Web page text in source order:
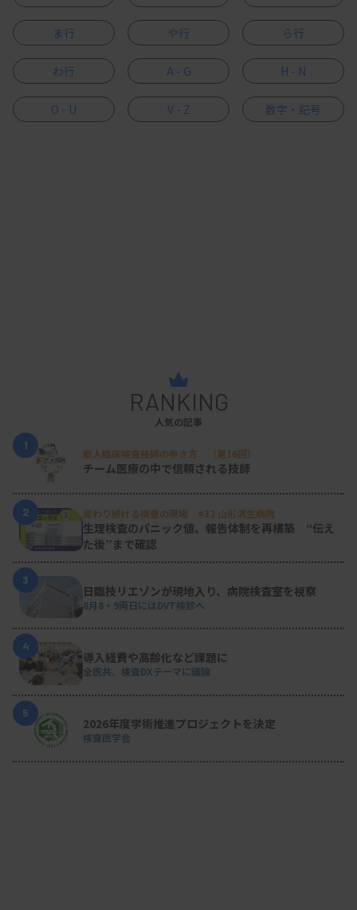
ま行 や行 ら行
わ行 A - G H - N
O - U V - Z 数字・記号
RANKING
人気の記事
1
新人臨床検査技師の歩き方 ［第16回］
チーム医療の中で信頼される技師
2 変わり続ける検査の現場 #32 山形済生病院
生理検査のパニック値、報告体制を再構築 “伝え
た後”まで確認
3
日臨技リエゾンが現地入り、病院検査室を視察
8月8・9両日にはDVT検診へ
4
導入経費や高齢化など課題に
全医共、検査DXテーマに議論
5
2026年度学術推進プロジェクトを決定
検査医学会